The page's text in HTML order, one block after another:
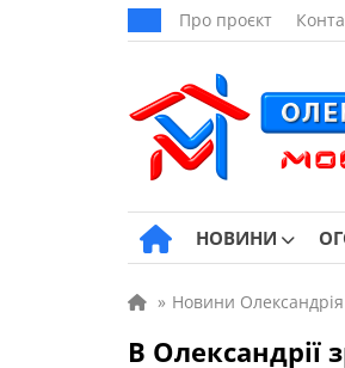
Про проєкт
НОВИНИ
» Новини Олександрія
В Олександрії